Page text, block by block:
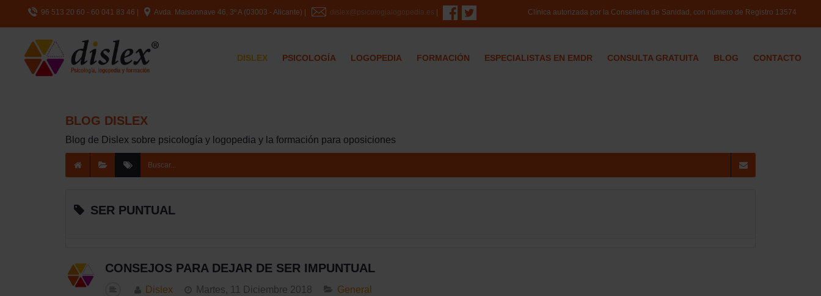
96 513 20 60 - 60 041 83 46 Avda. Maisonnave 46, 3º A (03003 - Alicante) | dislex@psicologialogopedia.es Clínica autorizada por la Conselleria de Sanidad, con número de Registro 13574
DISLEX PSICOLOGÍA LOGOPEDIA FORMACIÓN ESPECIALISTAS EN EMDR CONSULTA GRATUITA BLOG CONTACTO
BLOG DISLEX
Blog de Dislex sobre psicología y logopedia y la formación para oposiciones
SER PUNTUAL
CONSEJOS PARA DEJAR DE SER IMPUNTUAL
Dislex Martes, 11 Diciembre 2018 General